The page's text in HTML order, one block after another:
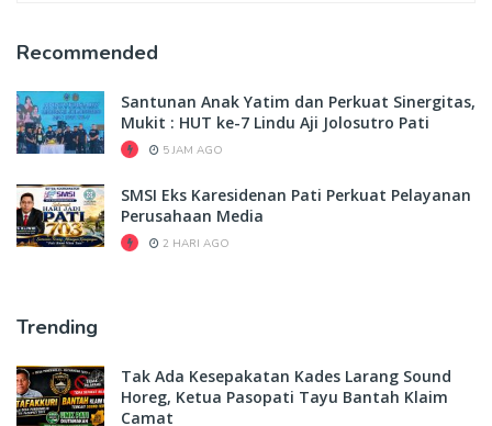
Recommended
Santunan Anak Yatim dan Perkuat Sinergitas,
Mukit : HUT ke-7 Lindu Aji Jolosutro Pati
5 JAM AGO
SMSI Eks Karesidenan Pati Perkuat Pelayanan
Perusahaan Media
2 HARI AGO
Trending
Tak Ada Kesepakatan Kades Larang Sound
Horeg, Ketua Pasopati Tayu Bantah Klaim
Camat